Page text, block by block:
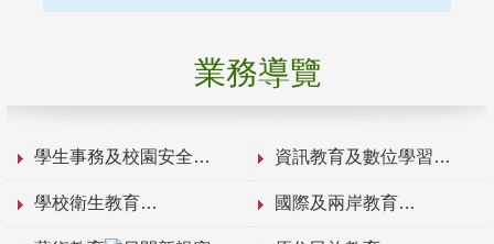
業務導覽
學生事務及校園安全 資訊教育及數位學習
學校衛生教育 國際及兩岸教育